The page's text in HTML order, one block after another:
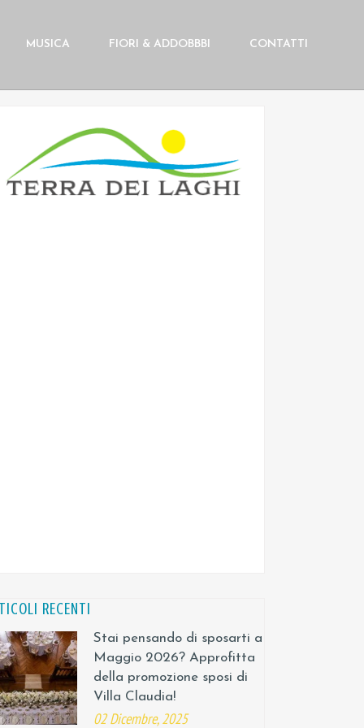
MUSICA FIORI & ADDOBBBI CONTATTI
RECENTI
Stai pensando di sposarti a
Maggio 2026? Approfitta
della promozione sposi di
Villa Claudia!
02 Dicembre, 2025